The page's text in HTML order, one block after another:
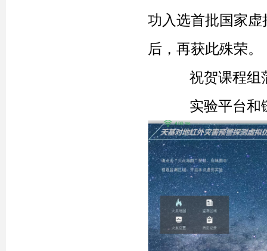
功入选首批国家
后 ，再获此
祝贺课程组蒲
实验平台和链